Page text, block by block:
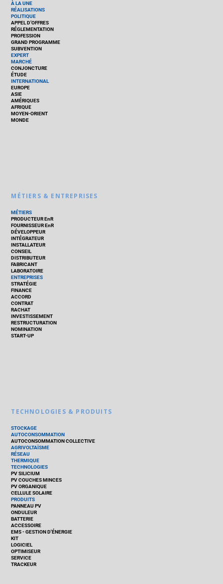
À LA UNE
RÉALISATIONS
POLITIQUE
APPEL D’OFFRES
RÉGLEMENTATION
PROFESSION
GRAND PROGRAMME
SUBVENTION
EXPERT
MARCHÉ
CONJONCTURE
ÉTUDE
INTERNATIONAL
EUROPE
ASIE
AMÉRIQUES
AFRIQUE
MOYEN-ORIENT
MONDE
MÉTIERS & ENTREPRISES
MÉTIERS
PRODUCTEUR EnR
FOURNISSEUR EnR
DÉVELOPPEUR
INTÉGRATEUR
INSTALLATEUR
CONSEIL
DISTRIBUTEUR
FABRICANT
LABORATOIRE
ENTREPRISES
STRATÉGIE
FINANCE
ACCORD
CONTRAT
RACHAT
INVESTISSEMENT
RESTRUCTURATION
NOMINATION
START-UP
TECHNOLOGIES & PRODUITS
STOCKAGE
AUTOCONSOMMATION
AUTOCONSOMMATION COLLECTIVE
AGRIVOLTAÏSME
RÉSEAU
THERMIQUE
TECHNOLOGIES
PV SILICIUM
PV COUCHES MINCES
PV ORGANIQUE
CELLULE SOLAIRE
PRODUITS
PANNEAU PV
ONDULEUR
BATTERIE
ACCESSOIRE
EMS - GESTION D'ÉNERGIE
KIT
LOGICIEL
OPTIMISEUR
SERVICE
TRACKEUR